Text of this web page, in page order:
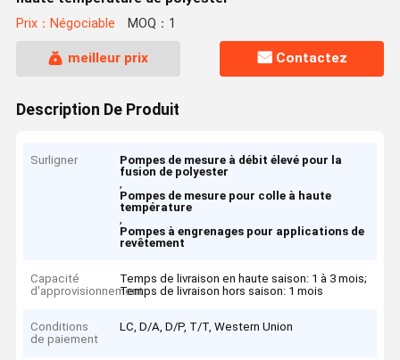
Prix：Négociable MOQ：1
meilleur prix Contactez
Description De Produit
Surligner
Pompes de mesure à débit élevé pour la
fusion de polyester
,
Pompes de mesure pour colle à haute
température
,
Pompes à engrenages pour applications de
revêtement
Capacité
d'approvisionnement
Temps de livraison en haute saison: 1 à 3 mois;
Temps de livraison hors saison: 1 mois
Conditions
de paiement
LC, D/A, D/P, T/T, Western Union